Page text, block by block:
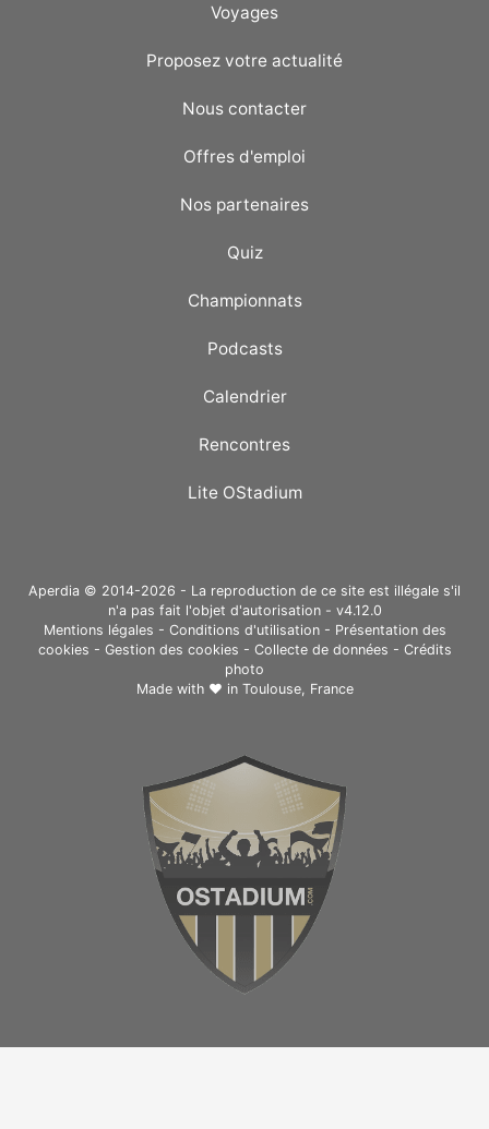
Voyages
Proposez votre actualité
Nous contacter
Offres d'emploi
Nos partenaires
Quiz
Championnats
Podcasts
Calendrier
Rencontres
Lite OStadium
Aperdia © 2014-2026 - La reproduction de ce site est illégale s'il
n'a pas fait l'objet d'autorisation - v4.12.0
Mentions légales - Conditions d'utilisation- Présentation des
cookies - Gestion des cookies - Collecte de données - Crédits
photo
Made with ❤ in Toulouse, France